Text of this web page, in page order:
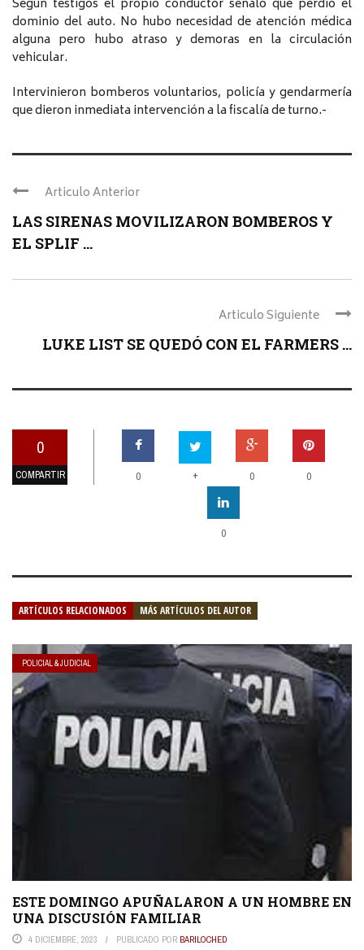
Según testigos el propio conductor señaló que perdió el
dominio del auto. No hubo necesidad de atención médica
alguna pero hubo atraso y demoras en la circulación
vehicular.
Intervinieron bomberos voluntarios, policía y gendarmería
que dieron inmediata intervención a la fiscalía de turno.-
Articulo Anterior
LAS SIRENAS MOVILIZARON BOMBEROS Y
EL SPLIF ...
Articulo Siguiente
LUKE LIST SE QUEDÓ CON EL FARMERS ...
0
COMPARTIR 0 + 0 0
0
ARTÍCULOS RELACIONADOS MÁS ARTÍCULOS DEL AUTOR
POLICIAL & JUDICIAL
ESTE DOMINGO APUÑALARON A UN HOMBRE EN
UNA DISCUSIÓN FAMILIAR
4 DICIEMBRE, 2023 PUBLICADO POR BARILOCHED